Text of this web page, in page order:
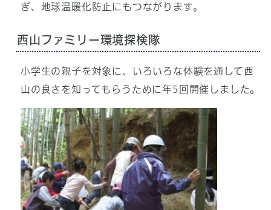
ぎ、地球温暖化防止にもつながります。
西山ファミリー環境探検隊
小学生の親子を対象に、いろいろな体験を通して西
山の良さを知ってもらうために年5回開催しました。